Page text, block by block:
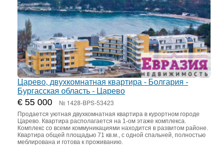
Царево, двухкомнатная квартира - Болгария -
Бургасская область - Царево
€ 55 000 № 1428-BPS-53423
Продается уютная двухкомнатная квартира в курортном городе
Царево. Квартира располагается на 1-ом этаже комплекса.
Комплекс со всеми коммуникациями находится в развитом районе.
Квартира общей площадью 71 кв.м., с одной спальней, полностью
меблирована и готова к проживанию.